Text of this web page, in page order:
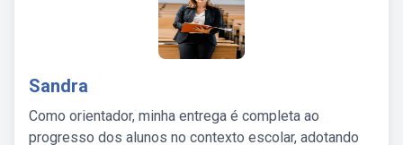
Sandra
Como orientador, minha entrega é completa ao
progresso dos alunos no contexto escolar, adotando